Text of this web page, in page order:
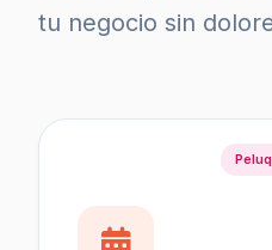
tu negocio sin